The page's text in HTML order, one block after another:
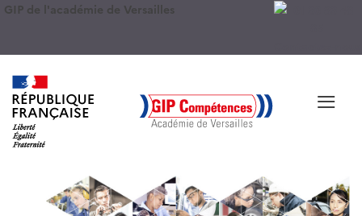
GIP de l'académie de Versailles
≡